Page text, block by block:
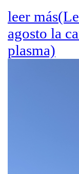
leer más
agosto la
plasma)